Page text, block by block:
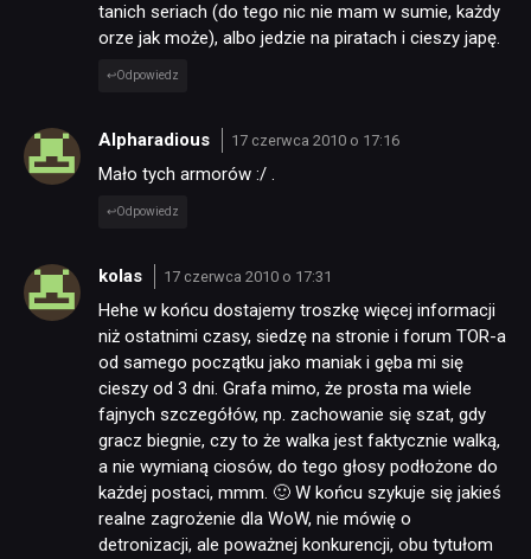
tanich seriach (do tego nic nie mam w sumie, każdy
orze jak może), albo jedzie na piratach i cieszy japę.
Odpowiedz
Alpharadious 17 czerwca 2010 o 17:16
Mało tych armorów :/ .
Odpowiedz
kolas 17 czerwca 2010 o 17:31
Hehe w końcu dostajemy troszkę więcej informacji
niż ostatnimi czasy, siedzę na stronie i forum TOR-a
od samego początku jako maniak i gęba mi się
cieszy od 3 dni. Grafa mimo, że prosta ma wiele
fajnych szczegółów, np. zachowanie się szat, gdy
gracz biegnie, czy to że walka jest faktycznie walką,
a nie wymianą ciosów, do tego głosy podłożone do
każdej postaci, mmm. 🙂 W końcu szykuje się jakieś
realne zagrożenie dla WoW, nie mówię o
detronizacji, ale poważnej konkurencji, obu tytułom